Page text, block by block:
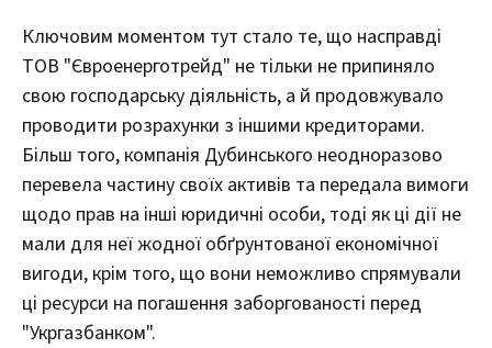
Ключовим моментом тут стало те, що насправді
ТОВ "Євроенерготрейд" не тільки не припиняло
свою господарську діяльність, а й продовжувало
проводити розрахунки з іншими кредиторами.
Більш того, компанія Дубинського неодноразово
перевела частину своїх активів та передала вимоги
щодо прав на інші юридичні особи, тоді як ці дії не
мали для неї жодної обґрунтованої економічної
вигоди, крім того, що вони неможливо спрямували
ці ресурси на погашення заборгованості перед
"Укргазбанком".